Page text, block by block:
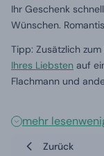
Ihr Geschenk
Wünschen.
Tipp: Zusätzlich
Ihres Liebsten auf
Flachmann und
mehr lesen
Zurück